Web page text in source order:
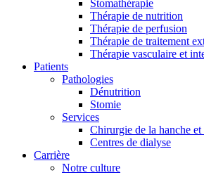
Pôle d’innovation
Stimulons ensemble l’innovation dans
médicale. Apprenez-en plus sur notre
présentez votre idée.
Stomathérapie
Thérapie de nutrition
Thérapie de perfusion
Thérapie de traitement
Thérapie vasculaire et
Patients
Pathologies
Dénutrition
Stomie
Services
Chirurgie de la hanche et
Centres de dialyse
Carrière
Notre culture